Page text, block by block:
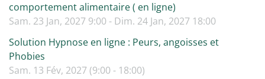
comportement alimentaire ( en ligne)
Sam. 23 Jan, 2027 9:00 - Dim. 24 Jan, 2027 18:00
Solution Hypnose en ligne : Peurs, angoisses et
Phobies
Sam. 13 Fév, 2027 (9:00 - 18:00)